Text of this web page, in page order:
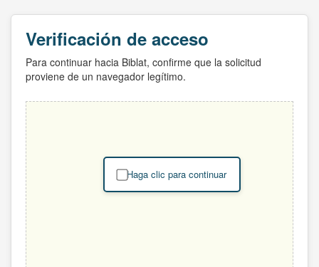
Verificación de acceso
Para continuar hacia Biblat, confirme que la solicitud
proviene de un navegador legítimo.
Haga clic para continuar